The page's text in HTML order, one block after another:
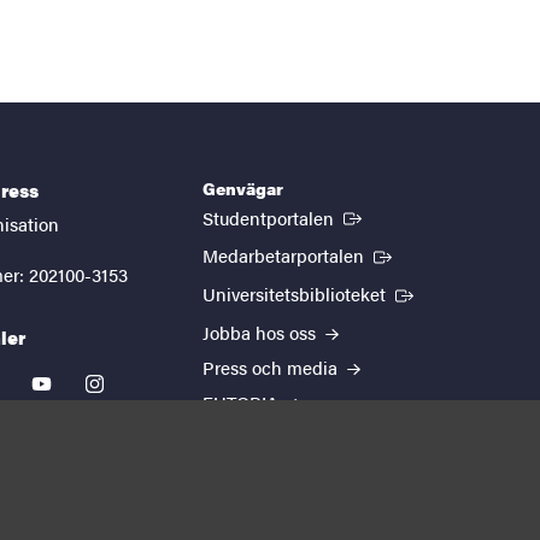
202100-3153
youtubeinstagram
Genvägar
Studentportalen (Extern länk)
Medarbetarportalen (Extern länk)
Universitetsbiblioteket (Extern länk)
Jobba hos oss
Press och media
EUTOPIA